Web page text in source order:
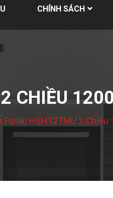
CHÍNH SÁCH
CHIỀU
Funiki HSH12TMU 2 Chiều